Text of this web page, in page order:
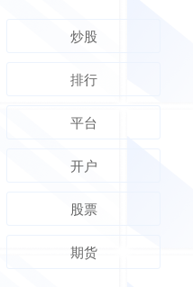
炒股
排行
平台
开户
股票
期货